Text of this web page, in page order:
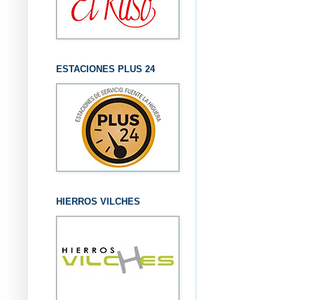
ESTACIONES PLUS 24
HIERROS VILCHES